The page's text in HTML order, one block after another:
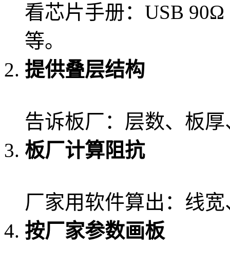
看芯片手册：USB
等。
提供叠层结构
告诉板厂：层数、板
板厂计算阻抗
厂家用软件算出：线
按厂家参数画板